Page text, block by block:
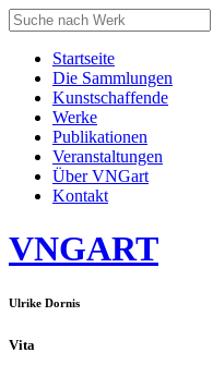
Startseite
Die Sammlungen
Kunstschaffende
Werke
Publikationen
Veranstaltungen
Über VNGart
Kontakt
VNGART
Ulrike Dornis
Vita